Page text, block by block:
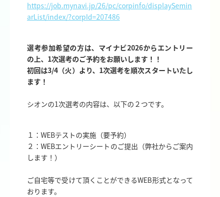
https://job.mynavi.jp/26/pc/corpinfo/displaySemin
arList/index/?corpId=207486
選考参加希望の方は、マイナビ2026からエントリー
の上、1次選考のご予約をお願いします！！
初回は3/4（火）より、1次選考を順次スタートいたし
ます！
シオンの1次選考の内容は、以下の２つです。
１：WEBテストの実施（要予約）
２：WEBエントリーシートのご提出（弊社からご案内
します！）
ご自宅等で受けて頂くことができるWEB形式となって
おります。